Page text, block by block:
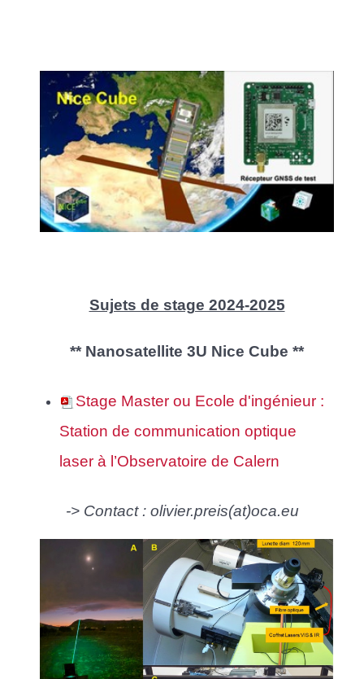
Sujets de stage 2024-2025
** Nanosatellite 3U Nice Cube **
Stage Master ou Ecole d'ingénieur :
Station de communication optique
laser à l’Observatoire de Calern
-> Contact : olivier.preis(at)oca.eu